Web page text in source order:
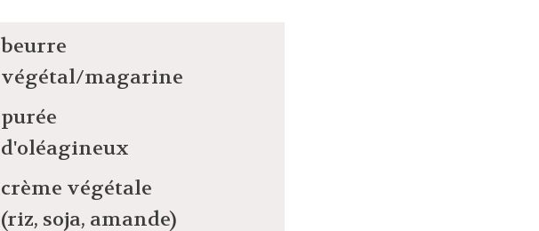
beurre
végétal/magarine
purée
d'oléagineux
crème végétale
(riz, soja, amande)